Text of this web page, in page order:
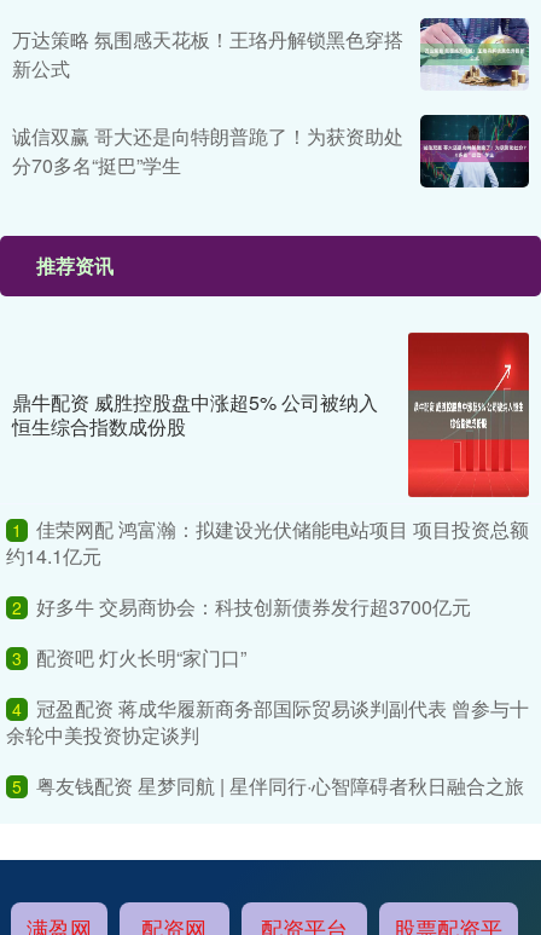
万达策略 氛围感天花板！王珞丹解锁黑色穿搭
新公式
诚信双赢 哥大还是向特朗普跪了！为获资助处
分70多名“挺巴”学生
推荐资讯
鼎牛配资 威胜控股盘中涨超5% 公司被纳入
恒生综合指数成份股
1
佳荣网配 鸿富瀚：拟建设光伏储能电站项目 项目投资总额
约14.1亿元
2 好多牛 交易商协会：科技创新债券发行超3700亿元
3 配资吧 灯火长明“家门口”
4 冠盈配资 蒋成华履新商务部国际贸易谈判副代表 曾参与十
余轮中美投资协定谈判
5 粤友钱配资 星梦同航 | 星伴同行·心智障碍者秋日融合之旅
满盈网 配资网 配资平台 股票配资平